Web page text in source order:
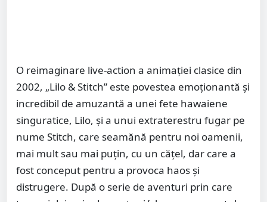
O reimaginare live-action a animației clasice din
2002, „Lilo & Stitch” este povestea emoționantă și
incredibil de amuzantă a unei fete hawaiene
singuratice, Lilo, și a unui extraterestru fugar pe
nume Stitch, care seamănă pentru noi oamenii,
mai mult sau mai puțin, cu un cățel, dar care a
fost conceput pentru a provoca haos și
distrugere. După o serie de aventuri prin care